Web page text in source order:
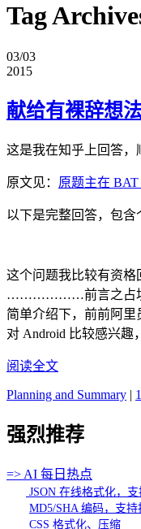
Tag
03/03
2015
献给有裸辞想
这是我在知乎上回答，
原文见： 原题主在
以下是完整回答，包含
这个问题我比较有资格
………………前言之
简单介绍下，前前阿里
对 Android 比较感兴
阅读全文
Planning and Summary |
强烈推荐
=> AI 每日热点
JSON 在线格式化，
MD5/SHA 编码，支持
CSS 格式化、压缩